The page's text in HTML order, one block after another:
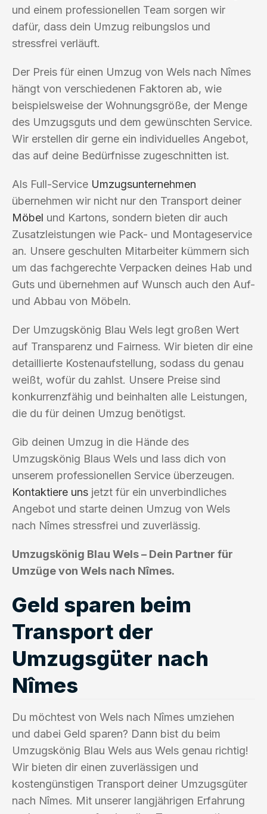
und einem professionellen Team sorgen wir
dafür, dass dein Umzug reibungslos und
stressfrei verläuft.
Der Preis für einen Umzug von Wels nach Nîmes
hängt von verschiedenen Faktoren ab, wie
beispielsweise der Wohnungsgröße, der Menge
des Umzugsguts und dem gewünschten Service.
Wir erstellen dir gerne ein individuelles Angebot,
das auf deine Bedürfnisse zugeschnitten ist.
Als Full-Service Umzugsunternehmen
übernehmen wir nicht nur den Transport deiner
Möbel und Kartons, sondern bieten dir auch
Zusatzleistungen wie Pack- und Montageservice
an. Unsere geschulten Mitarbeiter kümmern sich
um das fachgerechte Verpacken deines Hab und
Guts und übernehmen auf Wunsch auch den Auf-
und Abbau von Möbeln.
Der Umzugskönig Blau Wels legt großen Wert
auf Transparenz und Fairness. Wir bieten dir eine
detaillierte Kostenaufstellung, sodass du genau
weißt, wofür du zahlst. Unsere Preise sind
konkurrenzfähig und beinhalten alle Leistungen,
die du für deinen Umzug benötigst.
Gib deinen Umzug in die Hände des
Umzugskönig Blaus Wels und lass dich von
unserem professionellen Service überzeugen.
Kontaktiere uns jetzt für ein unverbindliches
Angebot und starte deinen Umzug von Wels
nach Nîmes stressfrei und zuverlässig.
Umzugskönig Blau Wels – Dein Partner für
Umzüge von Wels nach Nîmes.
Geld sparen beim
Transport der
Umzugsgüter nach
Nîmes
Du möchtest von Wels nach Nîmes umziehen
und dabei Geld sparen? Dann bist du beim
Umzugskönig Blau Wels aus Wels genau richtig!
Wir bieten dir einen zuverlässigen und
kostengünstigen Transport deiner Umzugsgüter
nach Nîmes. Mit unserer langjährigen Erfahrung